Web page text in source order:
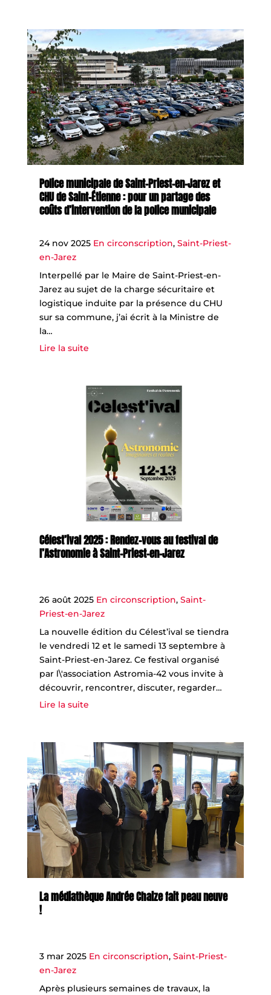
Police municipale de Saint-Priest-en-Jarez et
CHU de Saint-Étienne : pour un partage des
coûts d’intervention de la police municipale
24 nov 2025 En circonscription, Saint-Priest-
en-Jarez
Interpellé par le Maire de Saint-Priest-en-
Jarez au sujet de la charge sécuritaire et
logistique induite par la présence du CHU
sur sa commune, j’ai écrit à la Ministre de
la…
Lire la suite
Célest’ival 2025 : Rendez-vous au festival de
l’Astronomie à Saint-Priest-en-Jarez
26 août 2025 En circonscription, Saint-
Priest-en-Jarez
La nouvelle édition du Célest’ival se tiendra
le vendredi 12 et le samedi 13 septembre à
Saint-Priest-en-Jarez. Ce festival organisé
par l\'association Astromia-42 vous invite à
découvrir, rencontrer, discuter, regarder…
Lire la suite
La médiathèque Andrée Chaize fait peau neuve
!
3 mar 2025 En circonscription, Saint-Priest-
en-Jarez
Après plusieurs semaines de travaux, la